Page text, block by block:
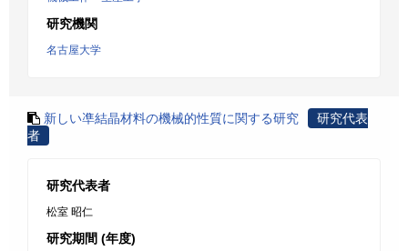
研究機関
名古屋大学
新しい凖結晶材料の機械的性質に関する研究
研究代表
者
研究代表者
松室 昭仁
研究期間 (年度)